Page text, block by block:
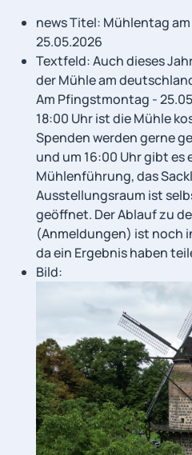
news Titel: Mühlentag
25.05.2026
Textfeld:Auch dieses
der Mühle am
Am Pfingstmontag -
18:00 Uhr ist die Mühle
Spenden werden gerne
und um 16:00 Uhr gibt es
Mühlenführung, das
Ausstellungsraum ist
geöffnet. Der Ablauf zu
(Anmeldungen) ist noch
da ein Ergebnis haben
Bild: